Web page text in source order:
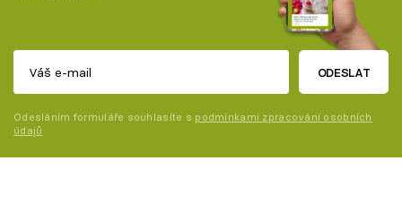
ODESLAT
Odesláním formuláře souhlasíte s podmínkami zpracování osobních
údajů